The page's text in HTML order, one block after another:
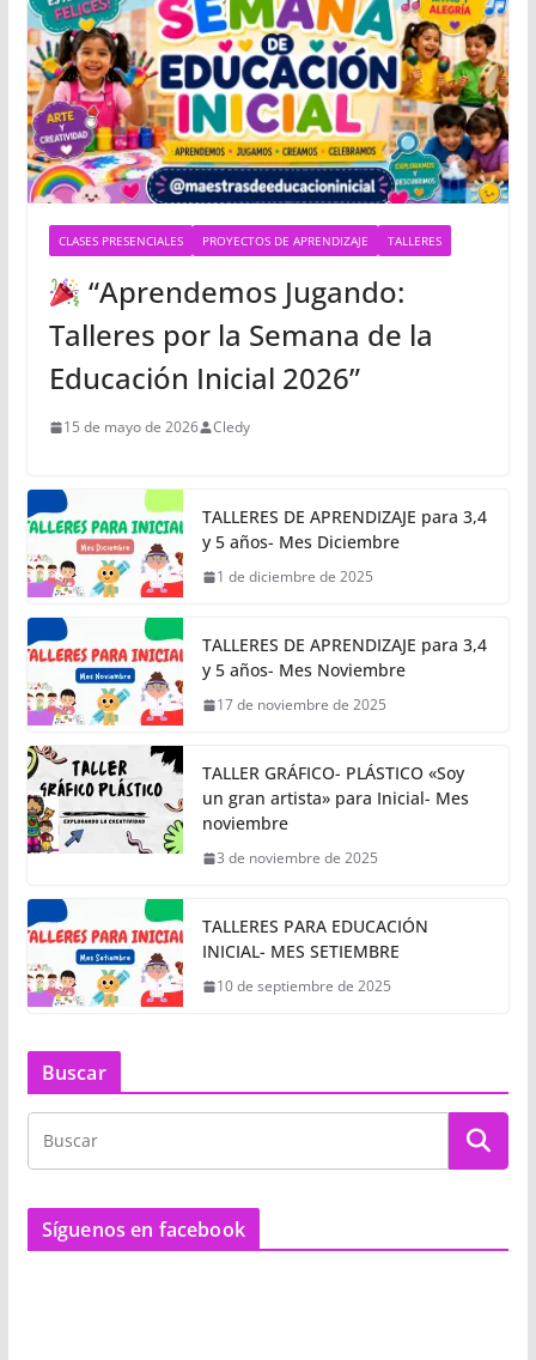
CLASES PRESENCIALES PROYECTOS DE APRENDIZAJE TALLERES
“Aprendemos Jugando:
Talleres por la Semana de la
Educación Inicial 2026”
15 de mayo de 2026 Cledy
TALLERES DE APRENDIZAJE para 3,4
y 5 años- Mes Diciembre
1 de diciembre de 2025
TALLERES DE APRENDIZAJE para 3,4
y 5 años- Mes Noviembre
17 de noviembre de 2025
TALLER GRÁFICO- PLÁSTICO «Soy
un gran artista» para Inicial- Mes
noviembre
3 de noviembre de 2025
TALLERES PARA EDUCACIÓN
INICIAL- MES SETIEMBRE
10 de septiembre de 2025
Buscar
Síguenos en facebook